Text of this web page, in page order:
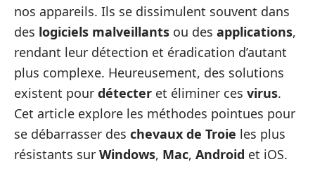
nos appareils. Ils se dissimulent souvent dans
des logiciels malveillants ou des applications,
rendant leur détection et éradication d’autant
plus complexe. Heureusement, des solutions
existent pour détecter et éliminer ces virus.
Cet article explore les méthodes pointues pour
se débarrasser des chevaux de Troie les plus
résistants sur Windows, Mac, Android et iOS.